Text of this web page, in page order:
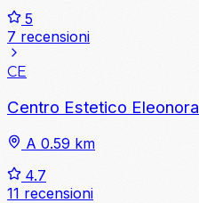
5
7 recensioni
CE
Centro Estetico Eleonora
A 0.59 km
4.7
11 recensioni